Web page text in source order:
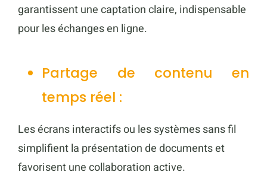
garantissent une captation claire, indispensable
pour les échanges en ligne.
Partage de contenu en
temps réel :
Les écrans interactifs ou les systèmes sans fil
simplifient la présentation de documents et
favorisent une collaboration active.